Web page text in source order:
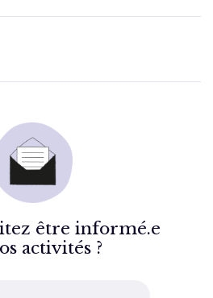
être informé.e
activités ?